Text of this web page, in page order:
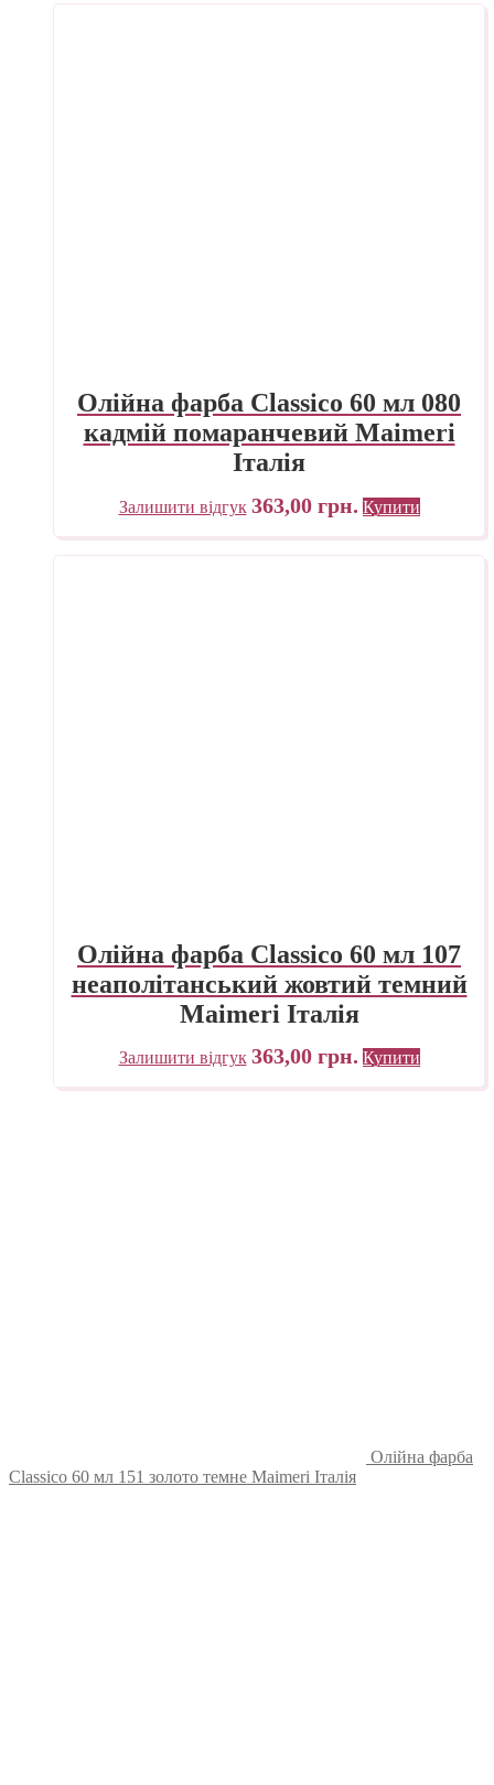
Олійна фарба Classico 60 мл 080
кадмій помаранчевий Maimeri
Італія
Залишити відгук 363,00 грн. Купити
Олійна фарба Classico 60 мл 107
неаполітанський жовтий темний
Maimeri Італія
Залишити відгук 363,00 грн. Купити
Олійна фарба
Classico 60 мл 151 золото темне Maimeri Італія